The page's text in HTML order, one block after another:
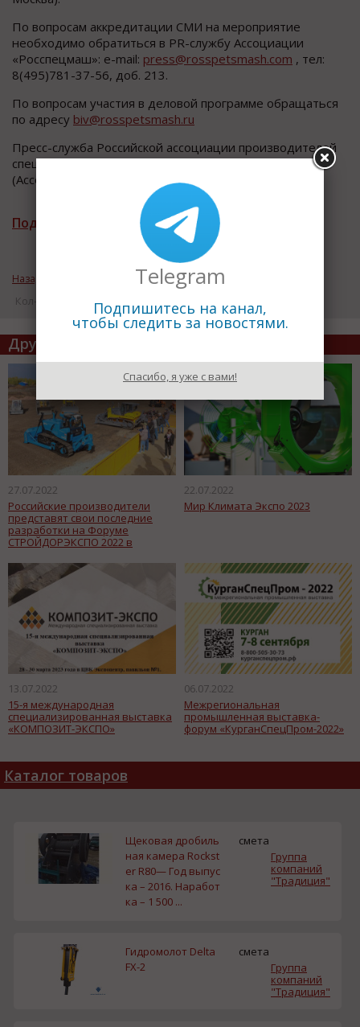
По вопросам аккредитации СМИ на мероприятие
необходимо обратиться в PR-службу Ассоциации
«Росспецмаш»: е-mail: press@rosspetsmash.com , тел:
8(495)781-37-56, доб. 213.
По вопросам участия в деловой программе обращаться
по адресу biv@rosspetsmash.ru
Пресс-служба Российской ассоциации производителей
специализированной техники иоборудования
(Ассоциации «Росспецмаш»)
Подписаться на рассылку новостей
Назад к рубрике «Пресс релизы выставок, форумов»
Кол-во просмотров: 6981
Другие статьи по теме
27.07.2022
Российские производители
представят свои последние
разработки на Форуме
СТРОЙДОРЭКСПО 2022 в
22.07.2022
Мир Климата Экспо 2023
13.07.2022
15-я международная
специализированная выставка
«КОМПОЗИТ-ЭКСПО»
06.07.2022
Межрегиональная
промышленная выставка-
форум «КурганСпецПром-2022»
Каталог товаров
Щековая дробиль
ная камера Rockst
er R80— Год выпус
ка – 2016. Наработ
ка – 1 500 ...
смета
Группа
компаний
"Традиция"
Гидромолот Delta
FX-2
смета
Группа
компаний
"Традиция"
Telegram
Подпишитесь на канал,
чтобы следить за новостями.
Спасибо, я уже с вами!